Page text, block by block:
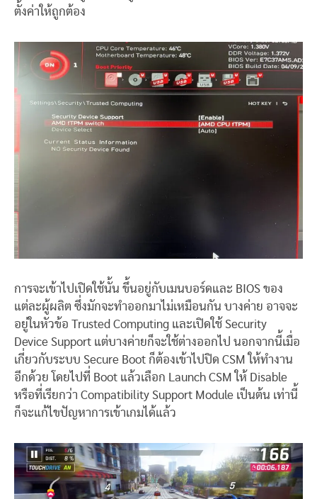
ตั้งค่าให้ถูกต้อง
การจะเข้าไปเปิดใช้นั้น ขึ้นอยู่กับเมนบอร์ดและ BIOS ของ
แต่ละผู้ผลิต ซึ่งมักจะทำออกมาไม่เหมือนกัน บางค่าย อาจจะ
อยู่ในหัวข้อ Trusted Computing และเปิดใช้ Security
Device Support แต่บางค่ายก็จะใช้ต่างออกไป นอกจากนี้เมื่อ
เกี่ยวกับระบบ Secure Boot ก็ต้องเข้าไปปิด CSM ให้ทำงาน
อีกด้วย โดยไปที่ Boot แล้วเลือก Launch CSM ให้ Disable
หรือที่เรียกว่า Compatibility Support Module เป็นต้น เท่านี้
ก็จะแก้ไขปัญหาการเข้าเกมได้แล้ว